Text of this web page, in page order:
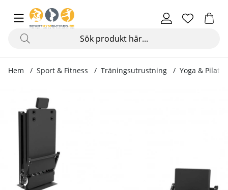
Hem Sport & Fitness Träningsutrustning Yoga & Pilates